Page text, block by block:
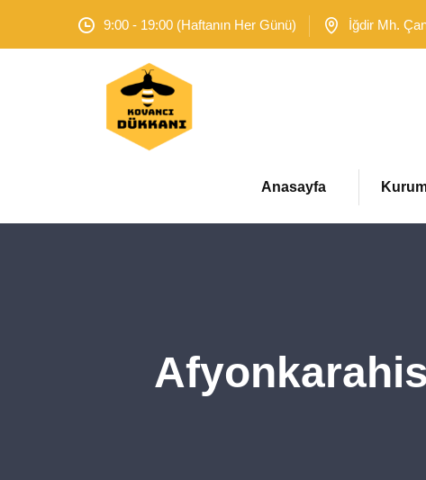
9:00 - 19:00 (Haftanın Her Günü) İğdir Mh.
Anasayfa